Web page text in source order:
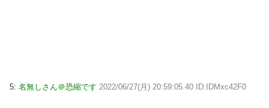
5: 名無しさん＠恐縮です 2022/06/27(月) 20:59:05.40 ID:IDMxc42F0